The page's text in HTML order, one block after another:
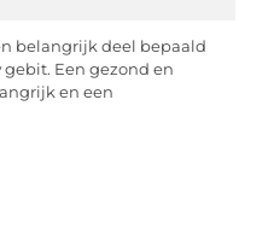
belangrijk deel bepaald
Een gezond en
en een